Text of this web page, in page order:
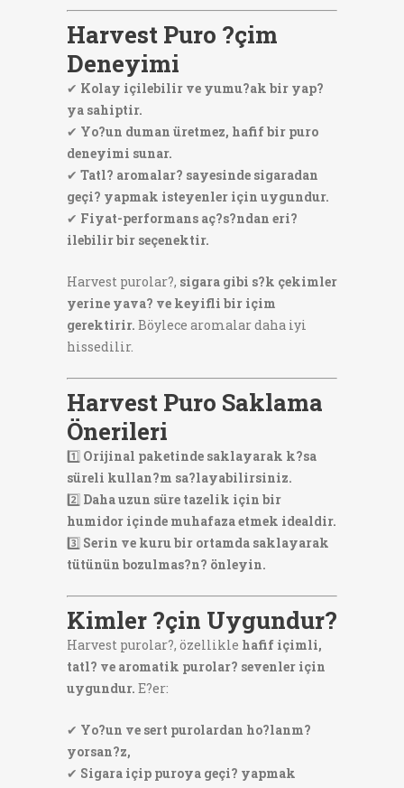
Harvest Puro ?çim
Deneyimi
✔ Kolay içilebilir ve yumu?ak bir yap?
ya sahiptir.
✔ Yo?un duman üretmez, hafif bir puro
deneyimi sunar.
✔ Tatl? aromalar? sayesinde sigaradan
geçi? yapmak isteyenler için uygundur.
✔ Fiyat-performans aç?s?ndan eri?
ilebilir bir seçenektir.
Harvest purolar?, sigara gibi s?k çekimler
yerine yava? ve keyifli bir içim
gerektirir. Böylece aromalar daha iyi
hissedilir.
Harvest Puro Saklama
Önerileri
1️⃣ Orijinal paketinde saklayarak k?sa
süreli kullan?m sa?layabilirsiniz.
2️⃣ Daha uzun süre tazelik için bir
humidor içinde muhafaza etmek idealdir.
3️⃣ Serin ve kuru bir ortamda saklayarak
tütünün bozulmas?n? önleyin.
Kimler ?çin Uygundur?
Harvest purolar?, özellikle hafif içimli,
tatl? ve aromatik purolar? sevenler için
uygundur. E?er:
✔ Yo?un ve sert purolardan ho?lanm?
yorsan?z,
✔ Sigara içip puroya geçi? yapmak